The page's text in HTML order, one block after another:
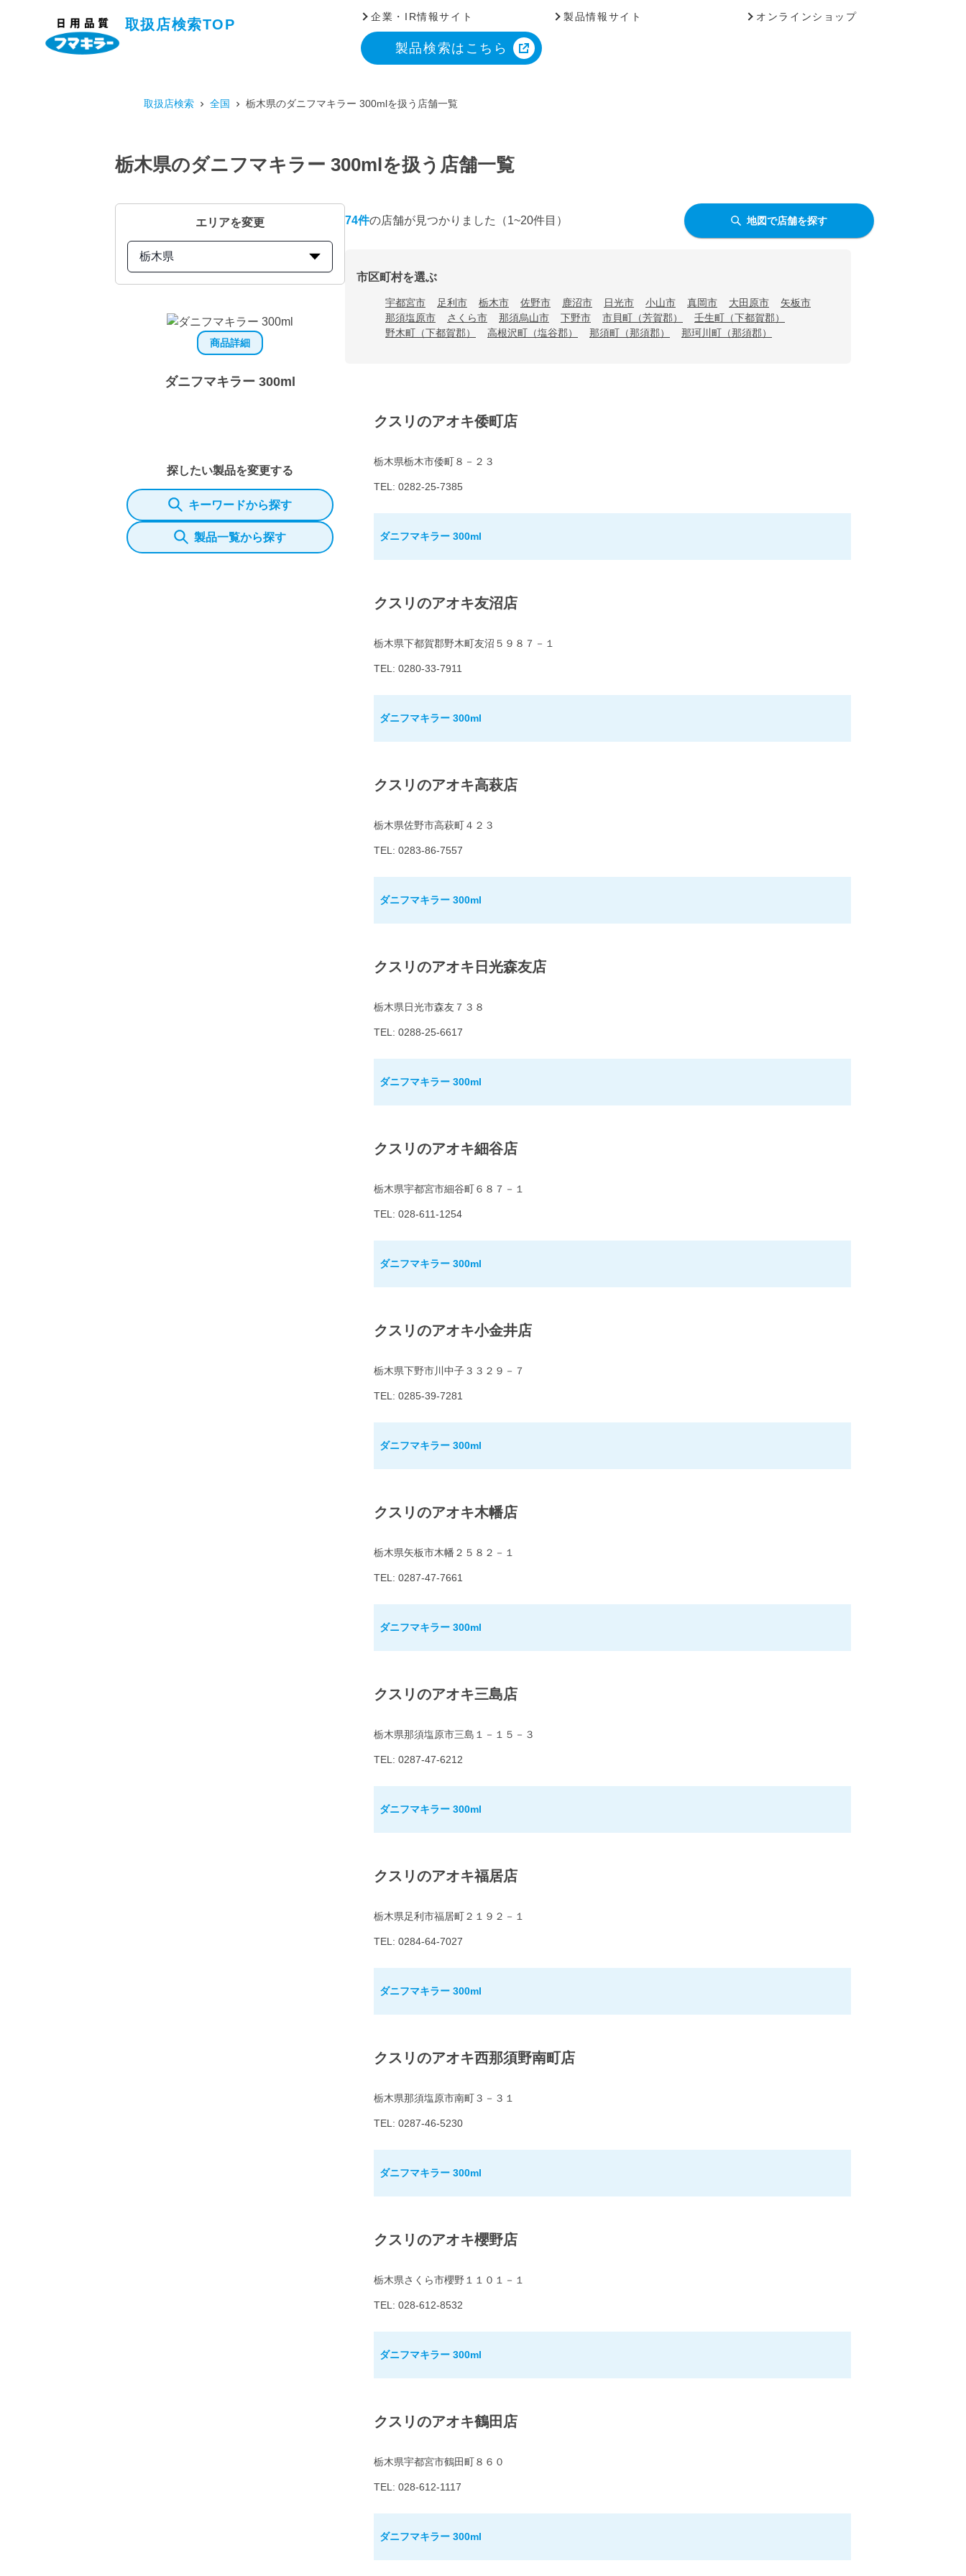
取扱店検索TOP
企業・IR情報サイト 製品情報サイト オンラインショップ
製品検索はこちら
取扱店検索 全国 栃木県のダニフマキラー 300mlを扱う店舗一覧
栃木県のダニフマキラー 300mlを扱う店舗一覧
エリアを変更
栃木県
商品詳細
ダニフマキラー 300ml
探したい製品を変更する
キーワードから探す
製品一覧から探す
74件の店舗が見つかりました （1~20件目） 地図で店舗を探す
市区町村を選ぶ
宇都宮市 足利市 栃木市 佐野市 鹿沼市 日光市 小山市 真岡市 大田原市
矢板市
那須塩原市
さくら市 那須烏山市 下野市 市貝町（芳賀郡）
壬生町（下都賀郡）
野木町（下都賀郡）
高根沢町（塩谷郡） 那須町（那須郡） 那珂川町（那須郡）
クスリのアオキ倭町店
栃木県栃木市倭町８－２３
TEL: 0282-25-7385
ダニフマキラー 300ml
クスリのアオキ友沼店
栃木県下都賀郡野木町友沼５９８７－１
TEL: 0280-33-7911
ダニフマキラー 300ml
クスリのアオキ高萩店
栃木県佐野市高萩町４２３
TEL: 0283-86-7557
ダニフマキラー 300ml
クスリのアオキ日光森友店
栃木県日光市森友７３８
TEL: 0288-25-6617
ダニフマキラー 300ml
クスリのアオキ細谷店
栃木県宇都宮市細谷町６８７－１
TEL: 028-611-1254
ダニフマキラー 300ml
クスリのアオキ小金井店
栃木県下野市川中子３３２９－７
TEL: 0285-39-7281
ダニフマキラー 300ml
クスリのアオキ木幡店
栃木県矢板市木幡２５８２－１
TEL: 0287-47-7661
ダニフマキラー 300ml
クスリのアオキ三島店
栃木県那須塩原市三島１－１５－３
TEL: 0287-47-6212
ダニフマキラー 300ml
クスリのアオキ福居店
栃木県足利市福居町２１９２－１
TEL: 0284-64-7027
ダニフマキラー 300ml
クスリのアオキ西那須野南町店
栃木県那須塩原市南町３－３１
TEL: 0287-46-5230
ダニフマキラー 300ml
クスリのアオキ櫻野店
栃木県さくら市櫻野１１０１－１
TEL: 028-612-8532
ダニフマキラー 300ml
クスリのアオキ鶴田店
栃木県宇都宮市鶴田町８６０
TEL: 028-612-1117
ダニフマキラー 300ml